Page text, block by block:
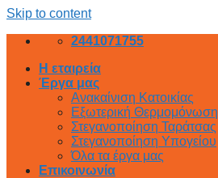
Skip to content
2441071755
Η εταιρεία
Έργα μας
Ανακαίνιση Κατοικίας
Εξωτερική Θερμομόνωση
Στεγανοποίηση Ταράτσας
Στεγανοποίηση Υπογείου
Όλα τα έργα μας
Επικοινωνία